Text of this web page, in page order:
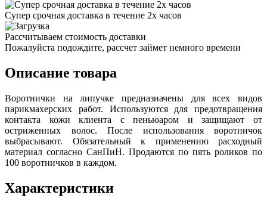
Супер срочная доставка в течение 2х часов
Рассчитываем стоимость доставки
Пожалуйста подождите, рассчет займет немного времени
Описание товара
Воротнички на липучке предназначены для всех видов
парикмахерских работ. Используются для предотвращения
контакта кожи клиента с пеньюаром и защищают от
остриженных волос. После использования воротничок
выбрасывают. Обязательный к применению расходный
материал согласно СанПиН. Продаются по пять роликов по
100 воротничков в каждом.
Характеристики